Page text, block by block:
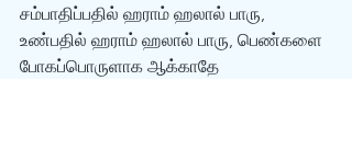
சம்பாதிப்பதில் ஹராம் ஹலால் பாரு,
உண்பதில் ஹராம் ஹலால் பாரு, பெண்களை
போகப்பொருளாக ஆக்காதே